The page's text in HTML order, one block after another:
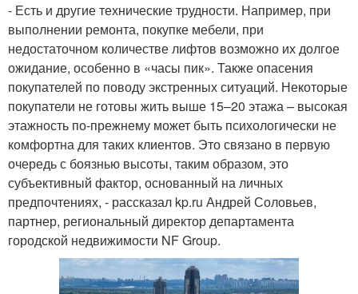
- Есть и другие технические трудности. Например, при
выполнении ремонта, покупке мебели, при
недостаточном количестве лифтов возможно их долгое
ожидание, особенно в «часы пик». Также опасения
покупателей по поводу экстренных ситуаций. Некоторые
покупатели не готовы жить выше 15–20 этажа – высокая
этажность по-прежнему может быть психологически не
комфортна для таких клиентов. Это связано в первую
очередь с боязнью высоты, таким образом, это
субъективный фактор, основанный на личных
предпочтениях, - рассказал kp.ru Андрей Соловьев,
партнер, региональный директор департамента
городской недвижимости NF Group.